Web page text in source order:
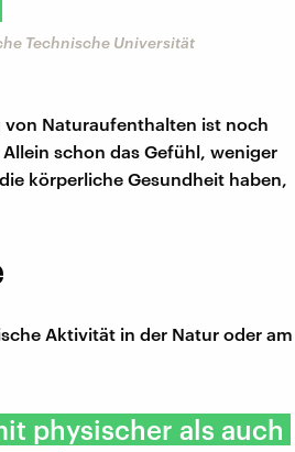
Technische Universität
von Naturaufenthalten ist noch
schon das Gefühl, weniger
körperliche Gesundheit haben,
Aktivität in der Natur oder am
physischer als auch